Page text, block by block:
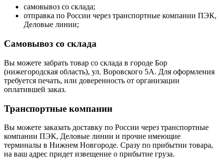
самовывоз со склада;
отправка по России через транспортные компании ПЭК,
Деловые линии;
Самовывоз со склада
Вы можете забрать товар со склада в городе Бор
(нижегородская область), ул. Воровского 5А. Для оформления
требуется печать, или доверенность от организации
оплатившей заказ.
Транспортные компании
Вы можете заказать доставку по России через транспортные
компании ПЭК, Деловые линии и прочие имеющие
терминалы в Нижнем Новгороде. Сразу по прибытии товара,
на ваш адрес придет извещение о прибытие груза.